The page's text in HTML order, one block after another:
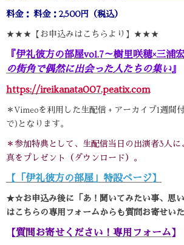
料金： 料金：2,500円（税込）
★★★【お申込みはこちらより】★★★
『伊礼彼方の部屋vol.7～樹里咲穂×三浦
の街角で偶然に出会った人たちの集い』
https://ireikanata007.peatix.com
＊Vimeoを利用した生配信 + アーカイブ1週間
で)となります。
＊参加特典として、生配信当日の出演者3人
真をプレゼント（ダウンロード）。
【「伊礼彼方の部屋」特設ページ】
★☆お申込み後に「あ！聞いてみたい事、思
はこちらの専用フォームからも質問お寄せ
【質問お寄せください！専用フォーム】